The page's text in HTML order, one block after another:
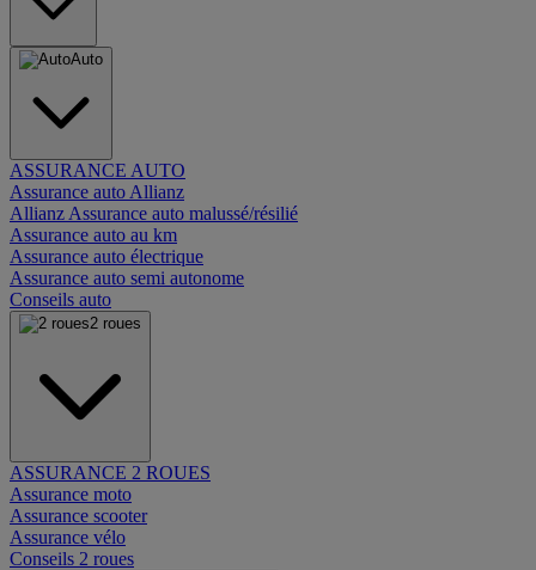
Auto
ASSURANCE AUTO
Assurance auto Allianz
Allianz Assurance auto malussé/résilié
Assurance auto au km
Assurance auto électrique
Assurance auto semi autonome
Conseils auto
2 roues
ASSURANCE 2 ROUES
Assurance moto
Assurance scooter
Assurance vélo
Conseils 2 roues